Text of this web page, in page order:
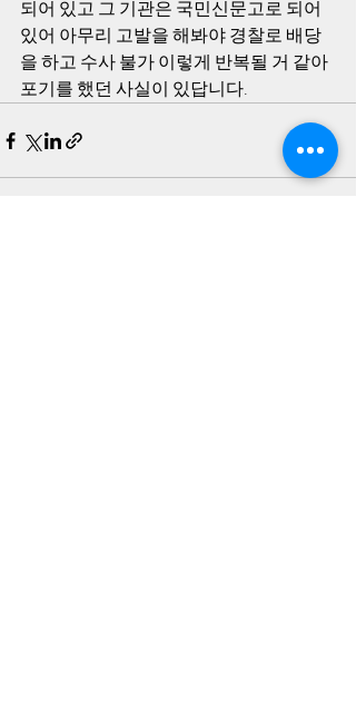
되어 있고 그 기관은 국민신문고로 되어
있어 아무리 고발을 해봐야 경찰로 배당
을 하고 수사 불가 이렇게 반복될 거 같아
포기를 했던 사실이 있답니다.